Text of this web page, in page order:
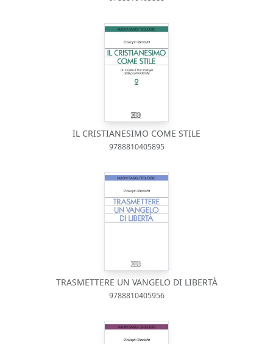
IL CRISTIANESIMO COME STILE
9788810405895
TRASMETTERE UN VANGELO DI LIBERTÀ
9788810405956